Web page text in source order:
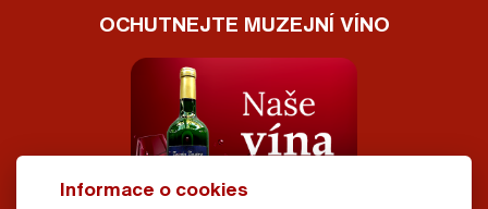
OCHUTNEJTE MUZEJNÍ VÍNO
Informace o cookies